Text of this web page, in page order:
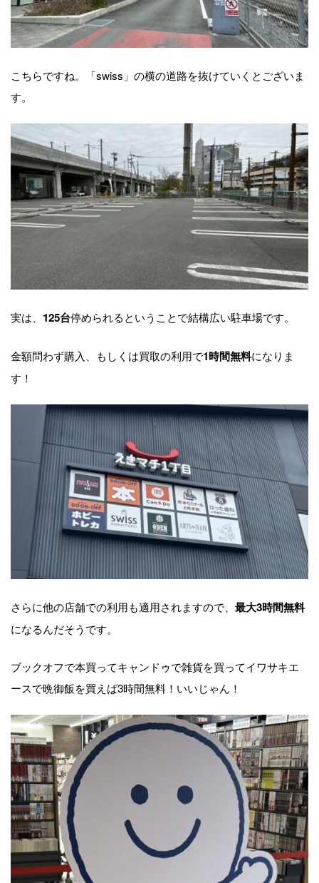
こちらですね。「swiss」の横の道路を抜けていくとございま
す。
実は、 125台停められるということで結構広い駐車場です。
金額問わず購入、もしくは買取の利用で1時間無料になりま
す！
さらに他の店舗での利用も適用されますので、 最大3時間無料
になるんだそうです。
ブックオフで本買ってキャンドゥで雑貨を買ってイワサキエ
ースで晩御飯を買えば3時間無料！いいじゃん！